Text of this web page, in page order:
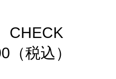
CHECK
（税込）